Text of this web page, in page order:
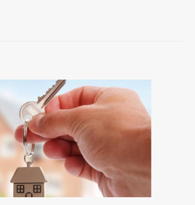
$4.566.000 COP, reflejando un
10,3%, el más alto entre las